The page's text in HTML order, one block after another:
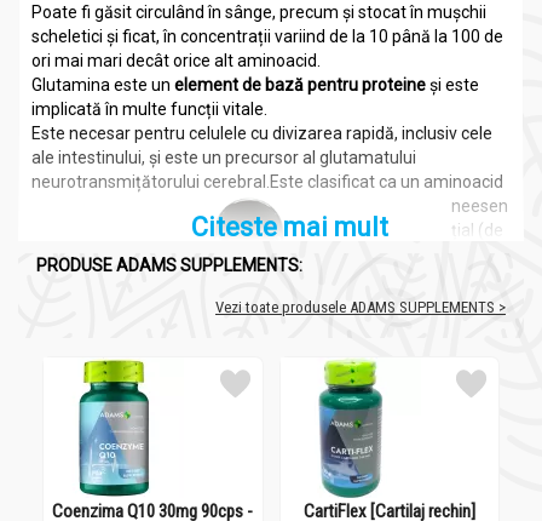
Poate fi găsit circulând în sânge, precum și stocat în mușchii
scheletici și ficat, în concentrații variind de la 10 până la 100 de
ori mai mari decât orice alt aminoacid.
Glutamina este un element de bază pentru proteineși este
implicată în multe funcții vitale.
Este necesar pentru celulele cu divizarea rapidă, inclusiv cele
ale intestinului, și este un precursor al glutamatului
neurotransmițătorului cerebral.Este clasificat ca un aminoacid
neesen
țial (de
poate fi
organis
m), dar,
combu
Citeste mai mult
PRODUSE ADAMS SUPPLEMENTS:
Vezi toate produsele ADAMS SUPPLEMENTS >
Coenzima Q10 30mg 90cps -
CartiFlex [Cartilaj rechin]